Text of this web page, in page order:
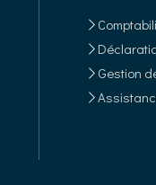
Gestion